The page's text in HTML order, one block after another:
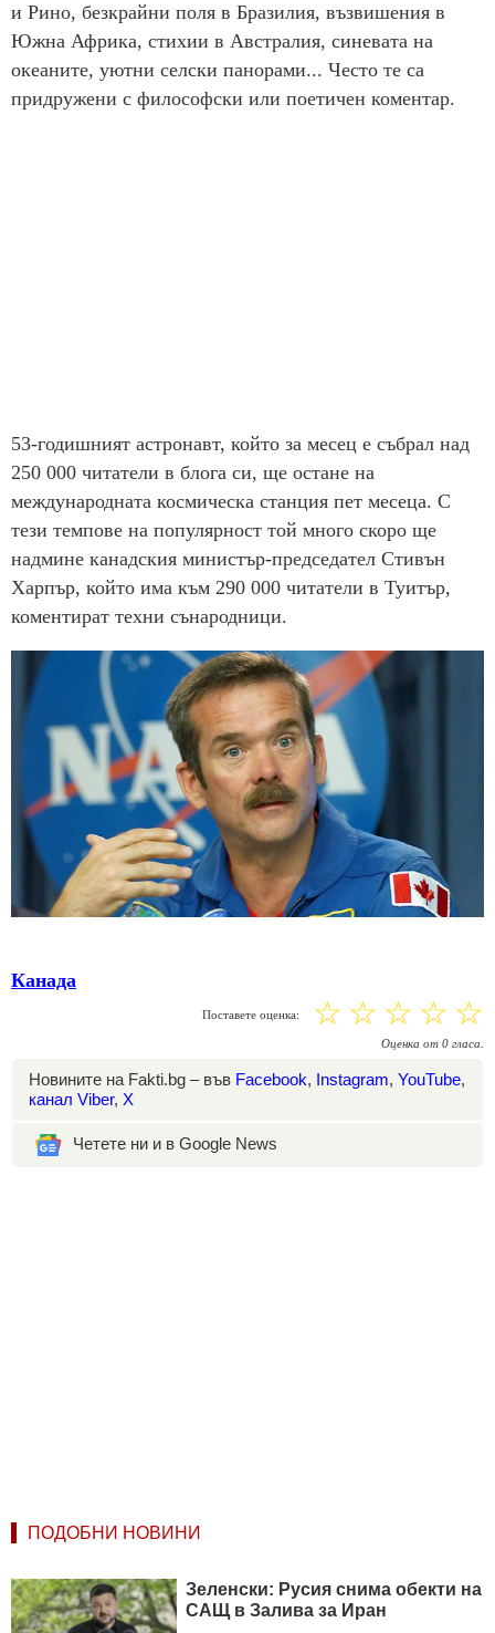
и Рино, безкрайни поля в Бразилия, възвишения в
Южна Африка, стихии в Австралия, синевата на
океаните, уютни селски панорами... Често те са
придружени с философски или поетичен коментар.
53-годишният астронавт, който за месец е събрал над
250 000 читатели в блога си, ще остане на
международната космическа станция пет месеца. С
тези темпове на популярност той много скоро ще
надмине канадския министър-председател Стивън
Харпър, който има към 290 000 читатели в Туитър,
коментират техни сънародници.
Канада
Поставете оценка: ☆
☆
☆
☆
☆
Оценка от 0 гласа.
Новините на Fakti.bg – във Facebook, Instagram, YouTube,
канал Viber, X
Четете ни и в Google News
ПОДОБНИ НОВИНИ
Зеленски: Русия снима обекти на
САЩ в Залива за Иран